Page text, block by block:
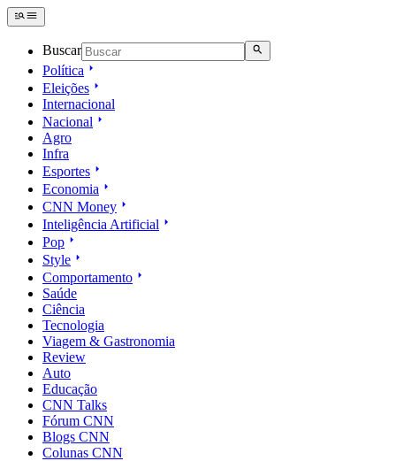
Buscar
Política
Eleições
Internacional
Nacional
Agro
Infra
Esportes
Economia
CNN Money
Inteligência Artificial
Pop
Style
Comportamento
Saúde
Ciência
Tecnologia
Viagem & Gastronomia
Review
Auto
Educação
CNN Talks
Fórum CNN
Blogs CNN
Colunas CNN